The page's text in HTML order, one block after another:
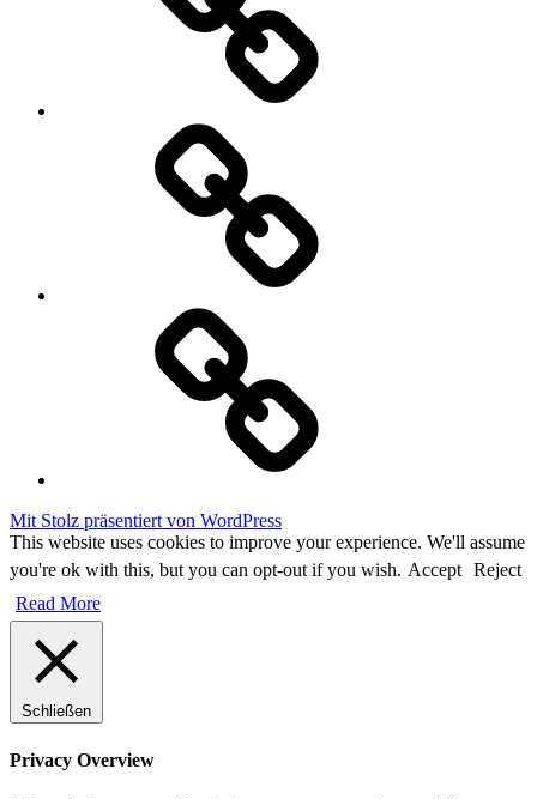
Datenschutzerklärung
Mit Stolz präsentiert von WordPress
This website uses cookies to improve your experience. We'll assume
you're ok with this, but you can opt-out if you wish. Accept Reject
Read More
Schließen
Privacy Overview